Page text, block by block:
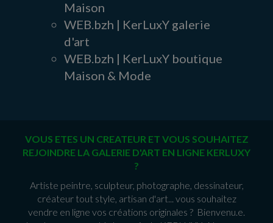
Maison
WEB.bzh | KerLuxY galerie
d'art
WEB.bzh | KerLuxY boutique
Maison & Mode
VOUS ETES UN CREATEUR ET VOUS SOUHAITEZ
REJOINDRE LA GALERIE D'ART EN LIGNE KERLUXY
?
Artiste peintre, sculpteur, photographe, dessinateur,
créateur tout style, artisan d'art... vous souhaitez
vendre en ligne vos créations originales ? Bienvenu.e.